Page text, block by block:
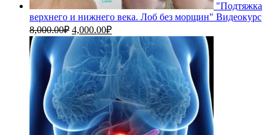
"Подтяжка
верхнего и нижнего века. Лоб без морщин" Видеокурс
8,000.00₽ Первоначальная
цена
составляла
8,000.00₽.
4,000.00₽Текущая
цена:
4,000.00₽.